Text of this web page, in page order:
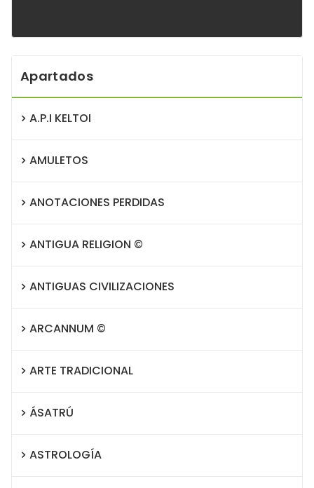
Apartados
A.P.I KELTOI
AMULETOS
ANOTACIONES PERDIDAS
ANTIGUA RELIGION ©
ANTIGUAS CIVILIZACIONES
ARCANNUM ©
ARTE TRADICIONAL
ÁSATRÚ
ASTROLOGÍA